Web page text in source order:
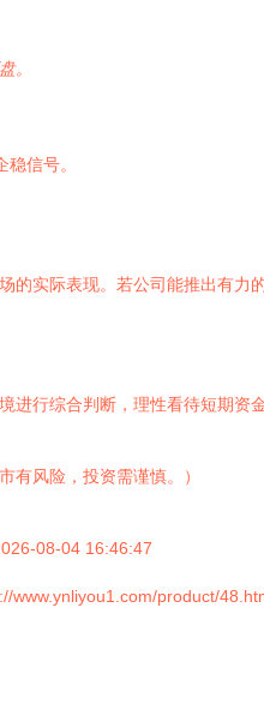
。
信号。
实际表现。若公司能推出有
行综合判断，理性看待短期资
有风险，投资需谨慎。）
08-04 16:46:47
www.ynliyou1.com/product/